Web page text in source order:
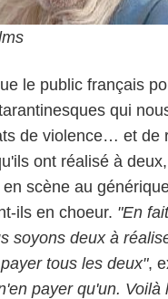
le public français
qui
de violence… et de
ont réalisé à
scène au
ils en choeur. "En
soyons deux à
tous les deux",
payer qu'un. Voilà